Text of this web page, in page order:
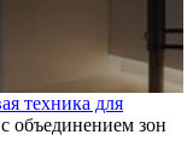
техника для
объединением зон